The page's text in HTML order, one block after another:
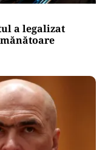
a legalizat